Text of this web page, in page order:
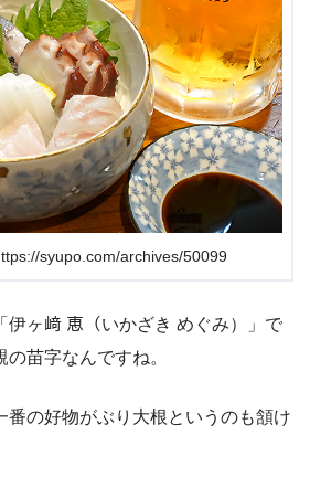
syupo.com/archives/50099
伊ヶ﨑 恵（いかざき めぐみ）」で
苗字なんですね。
番の好物がぶり大根というのも頷け